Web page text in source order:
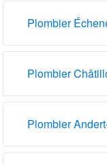
Plombier
Plombier
Plombier